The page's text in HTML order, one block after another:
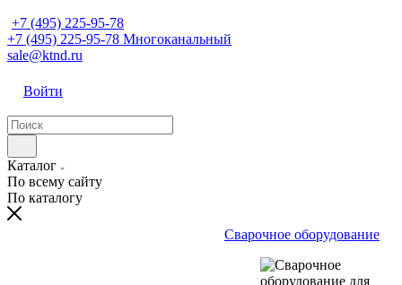
+7 (495) 225-95-78
+7 (495) 225-95-78 Многоканальный
sale@ktnd.ru
Войти
Каталог
По всему сайту
По каталогу
Сварочное оборудование